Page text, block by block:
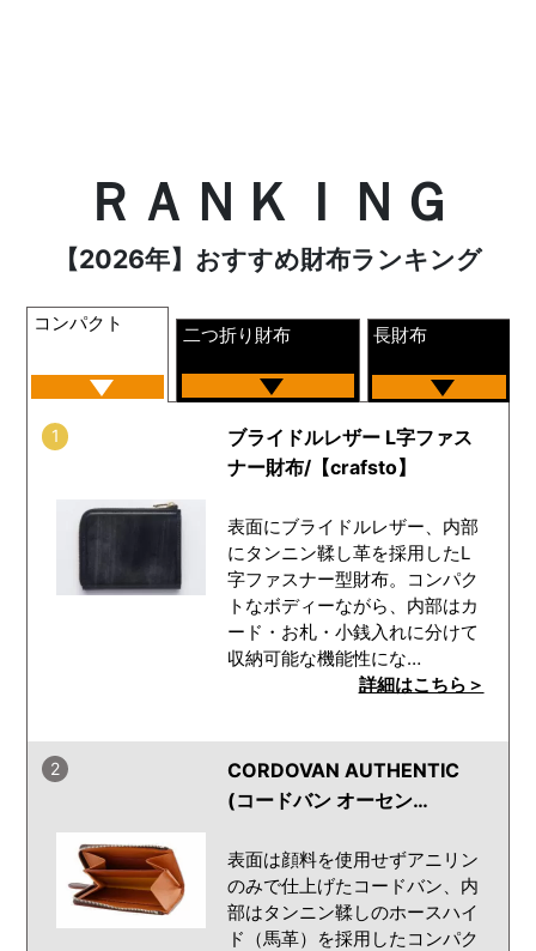
ＲＡＮＫＩＮＧ
【2026年】おすすめ財布ランキング
コンパクト
二つ折り財布 長財布
1
ブライドルレザー L字ファス
ナー財布/【crafsto】
表面にブライドルレザー、内部
にタンニン鞣し革を採用したL
字ファスナー型財布。コンパク
トなボディーながら、内部はカ
ード・お札・小銭入れに分けて
収納可能な機能性にな…
詳細はこちら＞
2
CORDOVAN AUTHENTIC
(コードバン オーセン…
表面は顔料を使用せずアニリン
のみで仕上げたコードバン、内
部はタンニン鞣しのホースハイ
ド（馬革）を採用したコンパク